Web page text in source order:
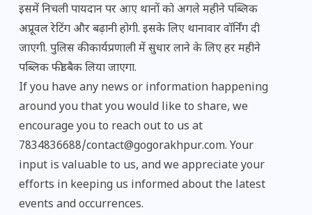
इसमें निचली पायदान पर आए थानों को अगले महीने पब्लिक
अप्रूवल रेटिंग और बढ़ानी होगी. इसके लिए थानावार वॉर्निंग दी
जाएगी. पुलिस की कार्यप्रणाली में सुधार लाने के लिए हर महीने
पब्लिक फीडबैक लिया जाएगा.
If you have any news or information happening
around you that you would like to share, we
encourage you to reach out to us at
7834836688/contact@gogorakhpur.com. Your
input is valuable to us, and we appreciate your
efforts in keeping us informed about the latest
events and occurrences.